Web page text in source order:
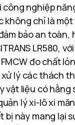
nghiệp
không chỉ là
bảo an toàn,
LR580,
đo chất
lý các thách
vật liệu có hằng
lý xi-lô xi
bị này mang lại